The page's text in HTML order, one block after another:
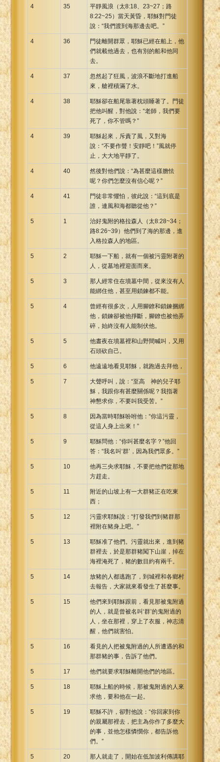
4 35
平靜風浪（太8:18、23~27；路
8:22~25）當天黃昏，耶穌對門徒
說：“我們渡到海那邊去吧。”
4 36
門徒離開群眾，耶穌已經在船上，他
們就載他過去，也有別的船和他同
去。
4 37
忽然起了狂風，波浪不斷地打進船
來，艙裡積滿了水。
4 38
耶穌卻在船尾靠著枕頭睡著了。門徒
把他叫醒，對他說：“老師，我們要
死了，你不管嗎？”
4 39
耶穌起來，斥責了風，又對海
說：“不要作聲！安靜吧！”風就停
止，大大地平靜了。
4 40
然後對他們說：“為甚麼這樣膽怯
呢？你們怎麼沒有信心呢？”
4 41
門徒非常懼怕，彼此說：“這到底是
誰，連風和海都聽從他？”
5 1
治好鬼附的格拉森人（太8:28~34；
路8:26~39）他們到了海的那邊，進
入格拉森人的地區。
5 2
耶穌一下船，就有一個被污靈附著的
人，從墓地裡迎面而來。
5 3
那人經常住在墳墓中間，從來沒有人
能綁住他，甚至用鎖鍊都不能。
5 4
曾經有很多次，人用腳鐐和鎖鍊捆綁
他，鎖鍊卻被他掙斷，腳鐐也被他弄
碎，始終沒有人能制伏他。
5 5
他晝夜在墳墓裡和山野間喊叫，又用
石頭砍自己。
5 6 他遠遠地看見耶穌，就跑過去拜他，
5 7
大聲呼叫，說：“至高 神的兒子耶
穌，我跟你有甚麼關係呢？我指著
神懇求你，不要叫我受苦。”
5 8
因為當時耶穌吩咐他：“你這污靈，
從這人身上出來！”
5 9
耶穌問他：“你叫甚麼名字？”他回
答：“我名叫‘群’，因為我們眾多。”
5 10
他再三央求耶穌，不要把他們從那地
方趕走。
5 11
附近的山坡上有一大群豬正在吃東
西；
5 12
污靈求耶穌說：“打發我們到豬群那
裡附在豬身上吧。”
5 13
耶穌准了他們。污靈就出來，進到豬
群裡去，於是那群豬闖下山崖，掉在
海裡淹死了，豬的數目約有兩千。
5 14
放豬的人都逃跑了，到城裡和各鄉村
去報告，大家就來看發生了甚麼事。
5 15
他們來到耶穌跟前，看見那被鬼附過
的人，就是曾被名叫‘群’的鬼附過的
人，坐在那裡，穿上了衣服，神志清
醒，他們就害怕。
5 16
看見的人把被鬼附過的人所遭遇的和
那群豬的事，告訴了他們。
5 17 他們就要求耶穌離開他們的地區。
5 18
耶穌上船的時候，那被鬼附過的人來
求他，要和他在一起。
5 19
耶穌不許，卻對他說：“你回家到你
的親屬那裡去，把主為你作了多麼大
的事，並他怎樣憐憫你，都告訴他
們。”
5 20
那人就走了，開始在低加波利傳講耶